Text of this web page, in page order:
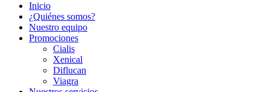
Inicio
¿Quiénes somos?
Nuestro equipo
Promociones
Cialis
Xenical
Diflucan
Viagra